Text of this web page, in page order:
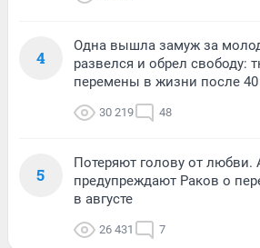
4
Одна вышла замуж за
развелся и обрел
перемены в жизни после 40
30 219 48
5
Потеряют голову от любви.
предупреждают Раков о
в августе
26 431 7